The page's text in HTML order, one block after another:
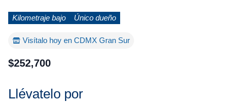
Kilometraje bajo Único dueño
Visítalo hoy en CDMX Gran Sur
$252,700
Llévatelo por